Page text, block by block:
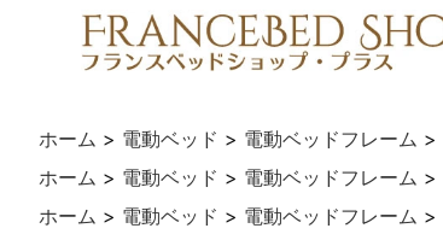
ホーム > 電動ベッド > 電動ベッドフレーム >
ホーム > 電動ベッド > 電動ベッドフレーム >
ホーム > 電動ベッド > 電動ベッドフレーム >